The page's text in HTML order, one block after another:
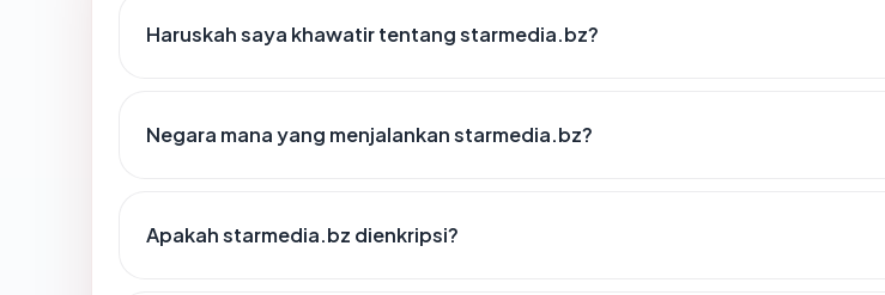
Haruskah saya khawatir tentang starmedia.bz?
Negara mana yang menjalankan starmedia.bz?
Apakah starmedia.bz dienkripsi?